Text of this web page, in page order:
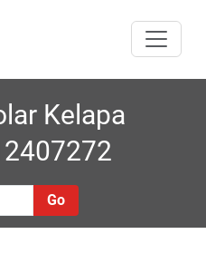
nti
Solar |
Roynal's
House
Melayani semua
Kelapa
Go